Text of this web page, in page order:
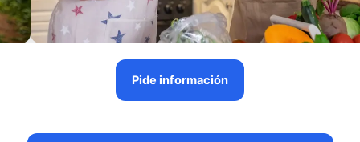
Pide información